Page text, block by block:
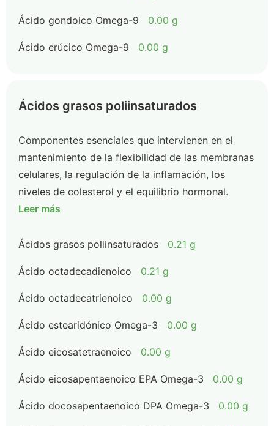
Ácido gondoico Omega-9 0.00 g
Ácido erúcico Omega-9 0.00 g
Ácidos grasos poliinsaturados
Componentes esenciales que intervienen en el
mantenimiento de la flexibilidad de las membranas
celulares, la regulación de la inflamación, los
niveles de colesterol y el equilibrio hormonal.
Leer más
Ácidos grasos poliinsaturados 0.21 g
Ácido octadecadienoico 0.21 g
Ácido octadecatrienoico 0.00 g
Ácido estearidónico Omega-3 0.00 g
Ácido eicosatetraenoico 0.00 g
Ácido eicosapentaenoico EPA Omega-3 0.00 g
Ácido docosapentaenoico DPA Omega-3 0.00 g